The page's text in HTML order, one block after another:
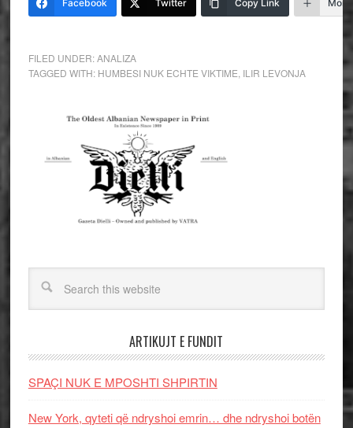
Facebook Twitter Copy Link More
FILED UNDER:ANALIZA
TAGGED WITH: HUMBESI NUK ECHTE VIKTIME ILIR LEVONJA
ARTIKUJT E FUNDIT
SPAÇI NUK E MPOSHTI SHPIRTIN
New York, qyteti që ndryshoi emrin… dhe ndryshoi botën